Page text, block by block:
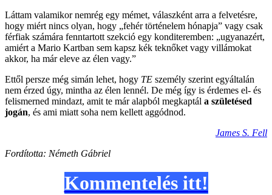
Láttam valamikor nemrég egy mémet, válaszként arra a felvetésre,
hogy miért nincs olyan, hogy „fehér történelem hónapja” vagy csak
férfiak számára fenntartott szekció egy konditeremben: „ugyanazért,
amiért a Mario Kartban sem kapsz kék teknőket vagy villámokat
akkor, ha már eleve az élen vagy.”
Ettől persze még simán lehet, hogy TE személy szerint egyáltalán
nem érzed úgy, mintha az élen lennél. De még így is érdemes el- és
felismerned mindazt, amit te már alapból megkaptál a születésed
jogán, és ami miatt soha nem kellett aggódnod.
James S. Fell
Fordította: Németh Gábriel
Kommentelés itt!